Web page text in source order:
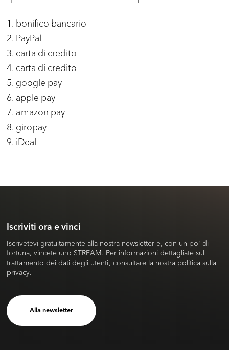
1. bonifico bancario
2. PayPal
3. carta di credito
4. carta di credito
5. google pay
6. apple pay
7. amazon pay
8. giropay
9. iDeal
Iscriviti ora e vinci
Iscrivetevi gratuitamente alla nostra newsletter e, con un po' di
fortuna, vincete uno STREAM. Per informazioni dettagliate sul
trattamento dei dati degli utenti, consultare la nostra politica sulla
privacy.
Alla newsletter